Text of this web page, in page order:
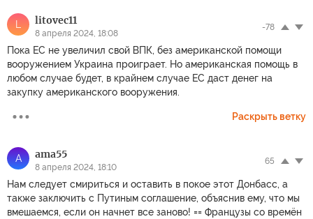
L litovec11
8 апреля 2024, 18:08
-78
Пока ЕС не увеличил свой ВПК, без американской помощи
вооружением Украина проиграет. Но американская помощь в
любом случае будет, в крайнем случае ЕС даст денег на
закупку американского вооружения.
Раскрыть ветку
A ama55
8 апреля 2024, 18:10
65
Нам следует смириться и оставить в покое этот Донбасс, а
также заключить с Путиным соглашение, объяснив ему, что мы
вмешаемся, если он начнет все заново! == Французы со времён